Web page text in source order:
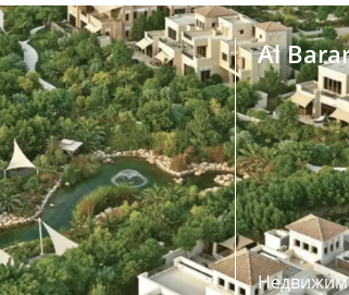
Al